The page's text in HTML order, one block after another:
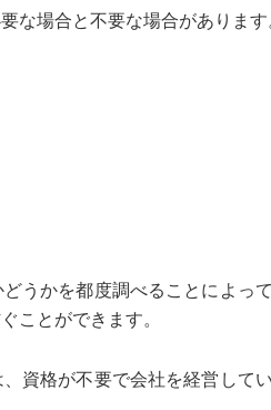
な場合と不要な場合がありま
うかを都度調べることによっ
ことができます。
資格が不要で会社を経営して